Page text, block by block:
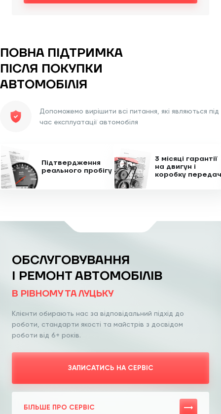
ПОВНА ПІДТРИМКА
ПІСЛЯ ПОКУПКИ
АВТОМОБІЛІЯ
Допоможемо вирішити всі питання, які являються під
час експлуатації автомобіля
Підтвердження
реального пробігу
3 місяці гарантії
на двигун і
коробку передач
ОБСЛУГОВУВАННЯ
І РЕМОНТ АВТОМОБІЛІВ
В РІВНОМУ ТА ЛУЦЬКУ
Клієнти обирають нас за відповідальний підхід до
роботи, стандарти якості та майстрів з досвідом
роботи від 6+ років.
ЗАПИСАТИСЬ НА СЕРВІС
БІЛЬШЕ ПРО СЕРВІС